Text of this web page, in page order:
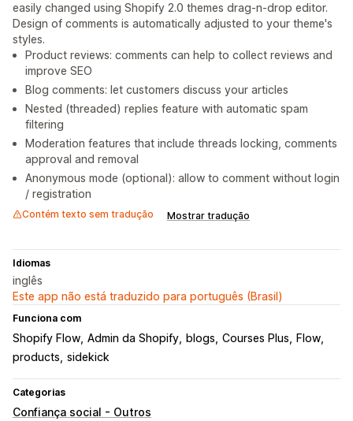
easily changed using Shopify 2.0 themes drag-n-drop editor.
Design of comments is automatically adjusted to your theme's
styles.
Product reviews: comments can help to collect reviews and
improve SEO
Blog comments: let customers discuss your articles
Nested (threaded) replies feature with automatic spam
filtering
Moderation features that include threads locking, comments
approval and removal
Anonymous mode (optional): allow to comment without login
/ registration
Contém texto sem tradução Mostrar tradução
Idiomas
inglês
Este app não está traduzido para português (Brasil)
Funciona com
Shopify Flow Admin da Shopify blogs Courses Plus
Flow
products sidekick
Categorias
Confiança social - Outros